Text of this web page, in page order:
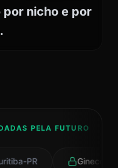
por nicho e por
PELA FUTURO
PR Ginecologia